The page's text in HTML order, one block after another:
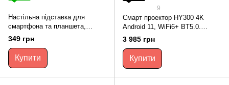
Настільна підставка для
смартфона та планшета,
холдер, тримач XO C73
349 грн
Купити
9
Смарт проектор HY300 4K
Android 11, WiFi6+ BT5.0.
Домашній кінотеатр
3 985 грн
Купити